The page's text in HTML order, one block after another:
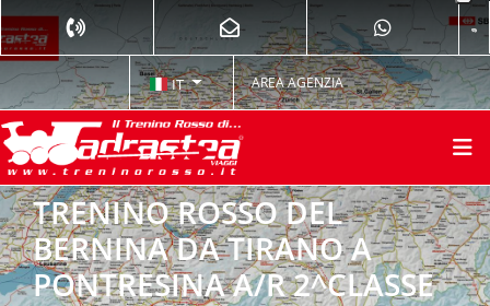
IT AREA AGENZIA
TRENINO ROSSO DEL
BERNINA DA TIRANO A
PONTRESINA A/R 2^CLASSE